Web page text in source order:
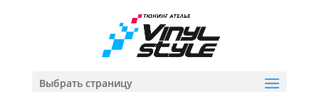
Выбрать страницу